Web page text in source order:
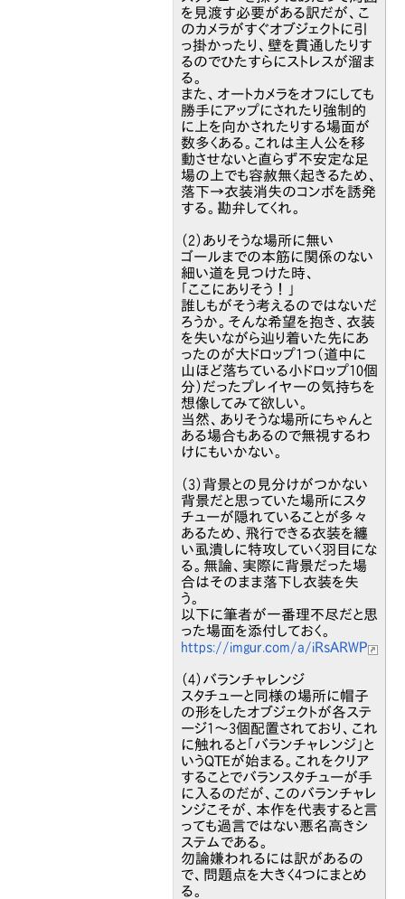
を見渡す必要がある訳だが、こ
のカメラがすぐオブジェクトに引
っ掛かったり、壁を貫通したりす
るのでひたすらにストレスが溜ま
る。
また、オートカメラをオフにしても
勝手にアップにされたり強制的
に上を向かされたりする場面が
数多くある。これは主人公を移
動させないと直らず不安定な足
場の上でも容赦無く起きるため、
落下→衣装消失のコンボを誘発
する。勘弁してくれ。
（2）ありそうな場所に無い
ゴールまでの本筋に関係のない
細い道を見つけた時、
「ここにありそう！」
誰しもがそう考えるのではないだ
ろうか。そんな希望を抱き、衣装
を失いながら辿り着いた先にあ
ったのが大ドロップ1つ（道中に
山ほど落ちている小ドロップ10個
分）だったプレイヤーの気持ちを
想像してみて欲しい。
当然、ありそうな場所にちゃんと
ある場合もあるので無視するわ
けにもいかない。
（3）背景との見分けがつかない
背景だと思っていた場所にスタ
チューが隠れていることが多々
あるため、飛行できる衣装を纏
い虱潰しに特攻していく羽目にな
る。無論、実際に背景だった場
合はそのまま落下し衣装を失
う。
以下に筆者が一番理不尽だと思
った場面を添付しておく。
https://imgur.com/a/iRsARWP
（4）バランチャレンジ
スタチューと同様の場所に帽子
の形をしたオブジェクトが各ステ
ージ1～3個配置されており、これ
に触れると「バランチャレンジ」と
いうQTEが始まる。これをクリア
することでバランスタチューが手
に入るのだが、このバランチャレ
ンジこそが、本作を代表すると言
っても過言ではない悪名高きシ
ステムである。
勿論嫌われるには訳があるの
で、問題点を大きく4つにまとめ
る。